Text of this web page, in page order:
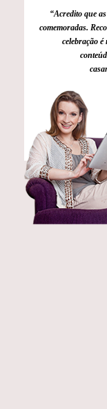
“Acredito que
comemoradas.
celebração